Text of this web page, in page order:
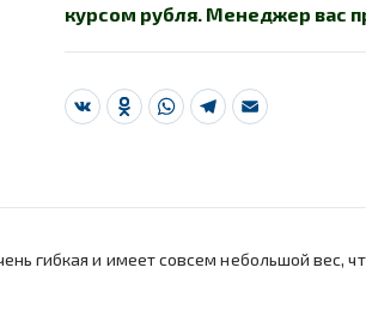
курсом рубля. Менеджер вас
VK Odnoklassniki
WhatsApp
Telegram
Email
гибкая и имеет совсем небольшой